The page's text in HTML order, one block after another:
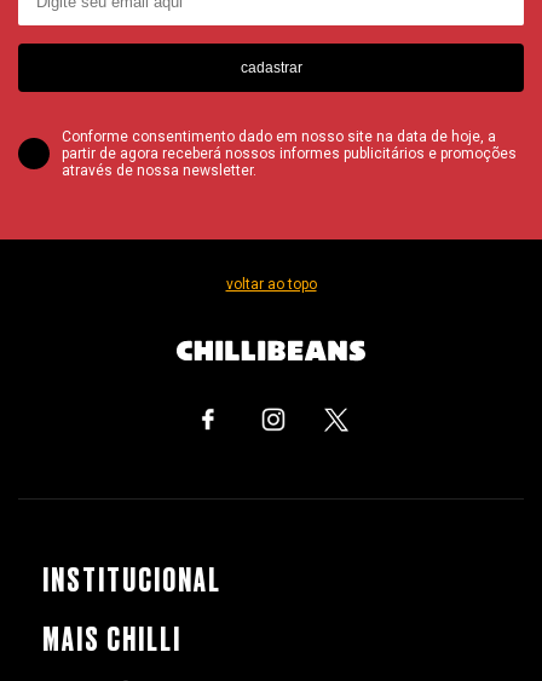
cadastrar
Conforme consentimento dado em nosso site na data de hoje, a
partir de agora receberá nossos informes publicitários e promoções
através de nossa newsletter.
voltar ao topo
INSTITUCIONAL
MAIS CHILLI